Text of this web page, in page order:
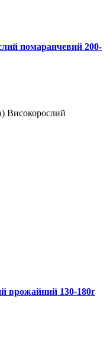
помаранчевий 200-
Високорослий
врожайний 130-180г